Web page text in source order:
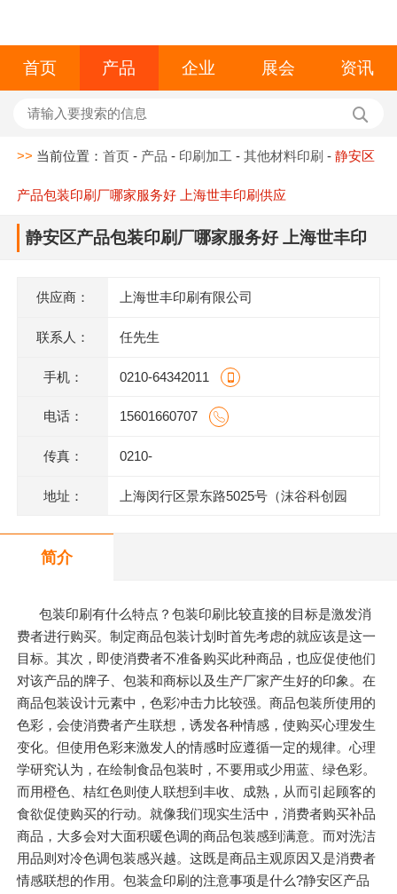
首页 产品 企业 展会 资讯
>> 当前位置：首页 - 产品 - 印刷加工 -其他材料印刷 -静安区
产品包装印刷厂哪家服务好 上海世丰印刷供应
静安区产品包装印刷厂哪家服务好 上海世丰印
供应商： 上海世丰印刷有限公司
联系人： 任先生
手机： 0210-64342011
电话： 15601660707
传真： 0210-
地址： 上海闵行区景东路5025号（沫谷科创园
简介
包装印刷有什么特点？包装印刷比较直接的目标是激发消
费者进行购买。制定商品包装计划时首先考虑的就应该是这一
目标。其次，即使消费者不准备购买此种商品，也应促使他们
对该产品的牌子、包装和商标以及生产厂家产生好的印象。在
商品包装设计元素中，色彩冲击力比较强。商品包装所使用的
色彩，会使消费者产生联想，诱发各种情感，使购买心理发生
变化。但使用色彩来激发人的情感时应遵循一定的规律。心理
学研究认为，在绘制食品包装时，不要用或少用蓝、绿色彩。
而用橙色、桔红色则使人联想到丰收、成熟，从而引起顾客的
食欲促使购买的行动。就像我们现实生活中，消费者购买补品
商品，大多会对大面积暖色调的商品包装感到满意。而对洗洁
用品则对冷色调包装感兴越。这既是商品主观原因又是消费者
情感联想的作用。包装盒印刷的注意事项是什么?静安区产品